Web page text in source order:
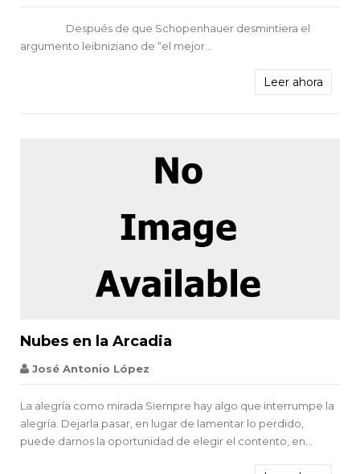
Después de que Schopenhauer desmintiera el
argumento leibniziano de “el mejor...
Leer ahora
Nubes en la Arcadia
José Antonio López
La alegría como mirada Siempre hay algo que interrumpe la
alegría. Dejarla pasar, en lugar de lamentar lo perdido,
puede darnos la oportunidad de elegir el contento, en...
Spinoza